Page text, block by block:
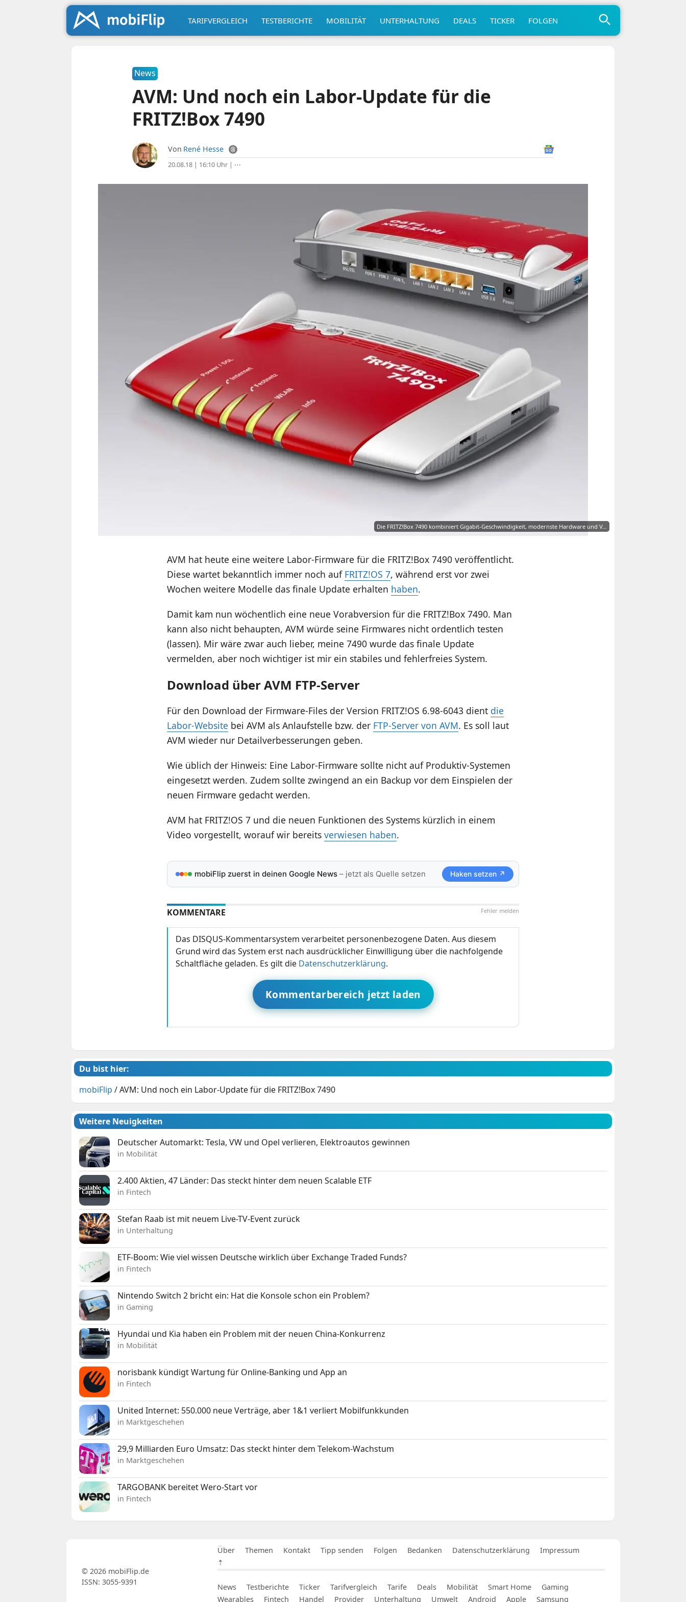
TARIFVERGLEICH TESTBERICHTE MOBILITÄT UNTERHALTUNG DEALS TICKER FOLGEN
News
AVM: Und noch ein Labor-Update für die
FRITZ!Box 7490
Von René Hesse
20.08.18 | 16:10 Uhr| ⋯
Die FRITZ!Box 7490 kombiniert Gigabit-Geschwindigkeit, modernste Hardware und V…
AVM hat heute eine weitere Labor-Firmware für die FRITZ!Box 7490 veröffentlicht.
Diese wartet bekanntlich immer noch auf FRITZ!OS 7, während erst vor zwei
Wochen weitere Modelle das finale Update erhalten haben.
Damit kam nun wöchentlich eine neue Vorabversion für die FRITZ!Box 7490. Man
kann also nicht behaupten, AVM würde seine Firmwares nicht ordentlich testen
(lassen). Mir wäre zwar auch lieber, meine 7490 wurde das finale Update
vermelden, aber noch wichtiger ist mir ein stabiles und fehlerfreies System.
Download über AVM FTP-Server
Für den Download der Firmware-Files der Version FRITZ!OS 6.98-6043 dient die
Labor-Website bei AVM als Anlaufstelle bzw. der FTP-Server von AVM. Es soll laut
AVM wieder nur Detailverbesserungen geben.
Wie üblich der Hinweis: Eine Labor-Firmware sollte nicht auf Produktiv-Systemen
eingesetzt werden. Zudem sollte zwingend an ein Backup vor dem Einspielen der
neuen Firmware gedacht werden.
AVM hat FRITZ!OS 7 und die neuen Funktionen des Systems kürzlich in einem
Video vorgestellt, worauf wir bereits verwiesen haben.
mobiFlip zuerst in deinen Google News– jetzt als Quelle setzen Haken setzen ↗
Fehler melden
KOMMENTARE
Das DISQUS-Kommentarsystem verarbeitet personenbezogene Daten. Aus diesem
Grund wird das System erst nach ausdrücklicher Einwilligung über die nachfolgende
Schaltfläche geladen. Es gilt die Datenschutzerklärung.
Kommentarbereich jetzt laden
Du bist hier:
mobiFlip /AVM: Und noch ein Labor-Update für die FRITZ!Box 7490
Weitere Neuigkeiten
Deutscher Automarkt: Tesla, VW und Opel verlieren, Elektroautos gewinnen
in Mobilität
2.400 Aktien, 47 Länder: Das steckt hinter dem neuen Scalable ETF
in Fintech
Stefan Raab ist mit neuem Live-TV-Event zurück
in Unterhaltung
ETF-Boom: Wie viel wissen Deutsche wirklich über Exchange Traded Funds?
in Fintech
Nintendo Switch 2 bricht ein: Hat die Konsole schon ein Problem?
in Gaming
Hyundai und Kia haben ein Problem mit der neuen China-Konkurrenz
in Mobilität
norisbank kündigt Wartung für Online-Banking und App an
in Fintech
United Internet: 550.000 neue Verträge, aber 1&1 verliert Mobilfunkkunden
in Marktgeschehen
29,9 Milliarden Euro Umsatz: Das steckt hinter dem Telekom-Wachstum
in Marktgeschehen
TARGOBANK bereitet Wero-Start vor
in Fintech
Über Themen Kontakt Tipp senden Folgen Bedanken Datenschutzerklärung
Impressum
⇡
News Testberichte Ticker Tarifvergleich Tarife Deals Mobilität Smart Home
Gaming
Wearables
Fintech Handel Provider Unterhaltung Umwelt Android Apple Samsung
© 2026 mobiFlip.de
ISSN: 3055-9391